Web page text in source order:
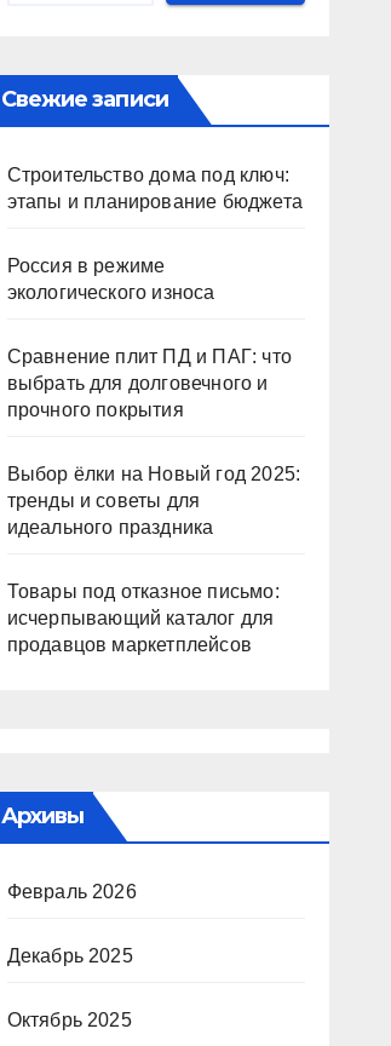
Свежие записи
Строительство дома под ключ:
этапы и планирование бюджета
Россия в режиме
экологического износа
Сравнение плит ПД и ПАГ: что
выбрать для долговечного и
прочного покрытия
Выбор ёлки на Новый год 2025:
тренды и советы для
идеального праздника
Товары под отказное письмо:
исчерпывающий каталог для
продавцов маркетплейсов
Архивы
Февраль 2026
Декабрь 2025
Октябрь 2025